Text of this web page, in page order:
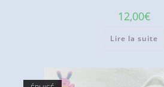
12,00€
Lire la suite